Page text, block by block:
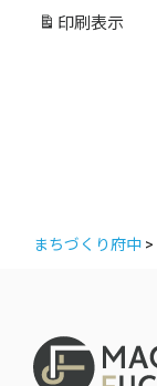
リ
印刷 表示
まちづくり府中 >